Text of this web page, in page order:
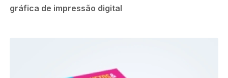
gráfica de impressão digital